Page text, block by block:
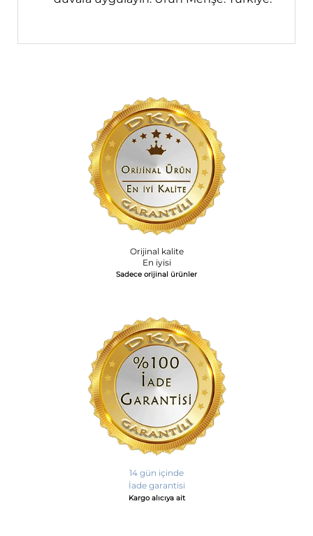
Orijinal kalite
En iyisi
Sadece orijinal ürünler
14 gün içinde
İade garantisi
Kargo alıcıya ait